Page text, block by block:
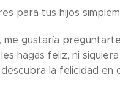
para tus hijos
gustaría
hagas feliz, ni
la felicidad en